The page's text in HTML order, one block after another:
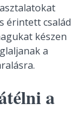
érintett család
készen
a
a